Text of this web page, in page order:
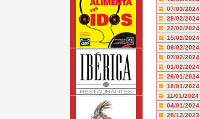
07/03/2024
29/02/2024
22/02/2024
15/02/2024
08/02/2024
07/02/2024
01/02/2024
26/01/2024
18/01/2024
11/01/2024
04/01/2024
28/12/2023